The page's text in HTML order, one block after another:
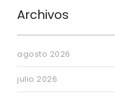
Archivos
agosto 2026
julio 2026